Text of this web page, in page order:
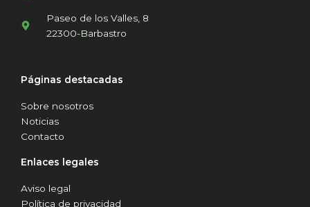
Paseo de los Valles, 8
22300-Barbastro
Páginas destacadas
Sobre nosotros
Noticias
Contacto
Enlaces legales
Aviso legal
Política de privacidad